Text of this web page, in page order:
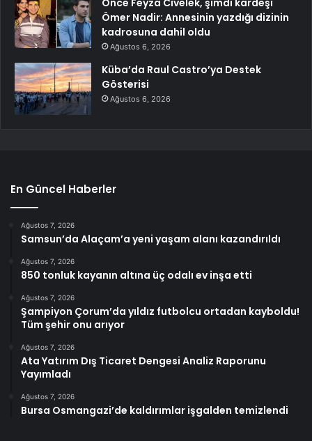
Önce Feyza Civelek, şimdi kardeşi
Ömer Nadir: Annesinin yazdığı dizinin
kadrosuna dahil oldu
Ağustos 6, 2026
Küba’da Raul Castro’ya Destek
Gösterisi
Ağustos 6, 2026
En Güncel Haberler
Ağustos 7, 2026
Samsun’da Alaçam’a yeni yaşam alanı kazandırıldı
Ağustos 7, 2026
850 tonluk kayanın altına üç odalı ev inşa etti
Ağustos 7, 2026
Şampiyon Çorum’da yıldız futbolcu ortadan kayboldu!
Tüm şehir onu arıyor
Ağustos 7, 2026
Ata Yatırım Dış Ticaret Dengesi Analiz Raporunu
Yayımladı
Ağustos 7, 2026
Bursa Osmangazi’de kaldırımlar işgalden temizlendi